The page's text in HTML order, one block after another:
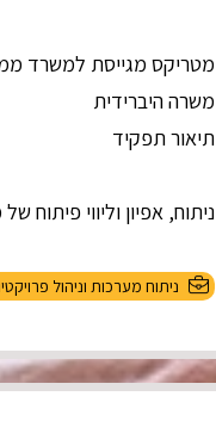
מטריקס מגייסת למשרד
משרה היברידית
תיאור תפקיד
ניתוח, אפיון וליווי
ניתוח מערכות וניהול